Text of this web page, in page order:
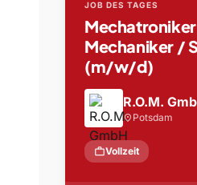
JOB DES TAGES
Mechaniker /
(m/w/d)
R.O.M.
location_on Potsdam
workVollzeit